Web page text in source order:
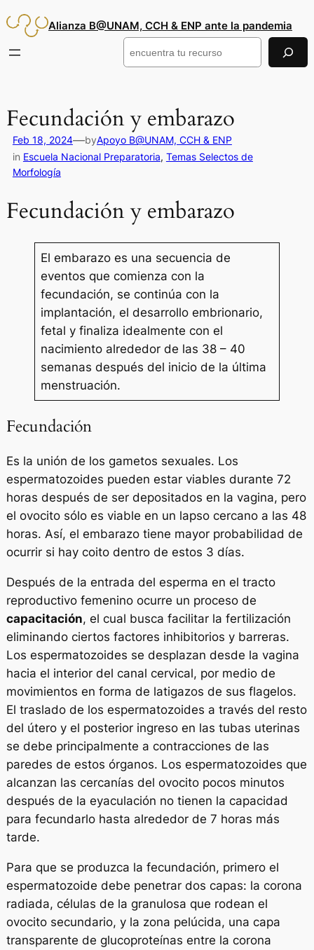
al
Alianza B@UNAM, CCH & ENP ante la pandemia
Buscar
Fecundación y embarazo
Feb 18, 2024—byApoyo B@UNAM, CCH & ENP
in Escuela Nacional Preparatoria, Temas Selectos de
Morfología
Fecundación y embarazo
El embarazo es una secuencia de
eventos que comienza con la
fecundación, se continúa con la
implantación, el desarrollo embrionario,
fetal y finaliza idealmente con el
nacimiento alrededor de las 38 – 40
semanas después del inicio de la última
menstruación.
Fecundación
Es la unión de los gametos sexuales. Los
espermatozoides pueden estar viables durante 72
horas después de ser depositados en la vagina, pero
el ovocito sólo es viable en un lapso cercano a las 48
horas. Así, el embarazo tiene mayor probabilidad de
ocurrir si hay coito dentro de estos 3 días.
Después de la entrada del esperma en el tracto
reproductivo femenino ocurre un proceso de
capacitación, el cual busca facilitar la fertilización
eliminando ciertos factores inhibitorios y barreras.
Los espermatozoides se desplazan desde la vagina
hacia el interior del canal cervical, por medio de
movimientos en forma de latigazos de sus flagelos.
El traslado de los espermatozoides a través del resto
del útero y el posterior ingreso en las tubas uterinas
se debe principalmente a contracciones de las
paredes de estos órganos. Los espermatozoides que
alcanzan las cercanías del ovocito pocos minutos
después de la eyaculación no tienen la capacidad
para fecundarlo hasta alrededor de 7 horas más
tarde.
Para que se produzca la fecundación, primero el
espermatozoide debe penetrar dos capas: la corona
radiada, células de la granulosa que rodean el
ovocito secundario, y la zona pelúcida, una capa
transparente de glucoproteínas entre la corona